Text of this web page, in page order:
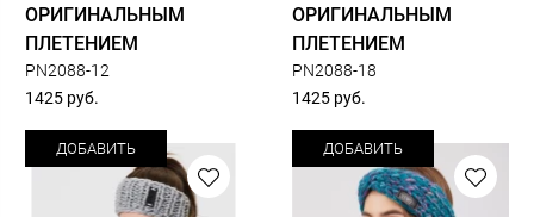
ОРИГИНАЛЬНЫМ
ПЛЕТЕНИЕМ
PN2088-12
1425 руб.
ДОБАВИТЬ
ОРИГИНАЛЬНЫМ
ПЛЕТЕНИЕМ
PN2088-18
1425 руб.
ДОБАВИТЬ